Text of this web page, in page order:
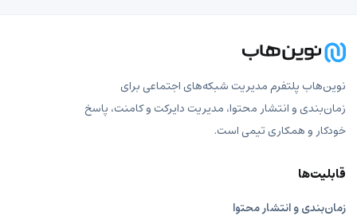
نوین‌هاب پلتفرم مدیریت شبکه‌های اجتماعی برای
زمان‌بندی و انتشار محتوا، مدیریت دایرکت و کامنت، پاسخ
خودکار و همکاری تیمی است.
قابلیت‌ها
زمان‌بندی و انتشار محتوا